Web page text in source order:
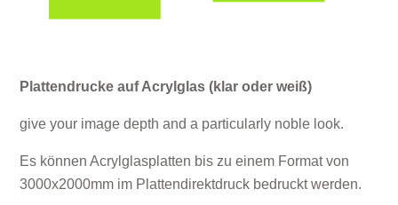
Plattendrucke auf Acrylglas (klar oder weiß)
give your image depth and a particularly noble look.
Es können Acrylglasplatten bis zu einem Format von
3000x2000mm im Plattendirektdruck bedruckt werden.